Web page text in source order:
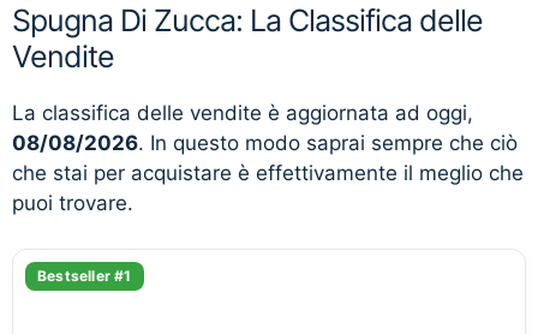
Spugna Di Zucca: La Classifica delle
Vendite
La classifica delle vendite è aggiornata ad oggi,
08/08/2026. In questo modo saprai sempre che ciò
che stai per acquistare è effettivamente il meglio che
puoi trovare.
Bestseller #1